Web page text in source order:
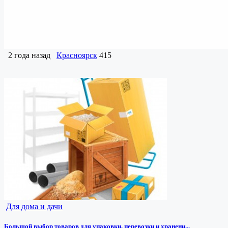
2 года назад Красноярск 415
Для дома и дачи
Большой выбор товаров для упаковки, перевозки и хранени...